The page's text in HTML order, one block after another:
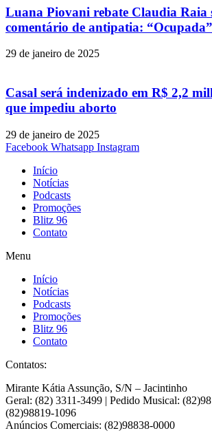
Luana Piovani rebate Claudia Raia
comentário de antipatia: “Ocupada”
29 de janeiro de 2025
Casal será indenizado em R$ 2,2
que impediu aborto
29 de janeiro de 2025
Facebook Whatsapp Instagram
Início
Notícias
Podcasts
Promoções
Blitz 96
Contato
Menu
Início
Notícias
Podcasts
Promoções
Blitz 96
Contato
Contatos:
Mirante Kátia Assunção, S/N – Jacintinho
Geral: (82) 3311-3499 | Pedido Musical:
(82)98819-1096
Anúncios Comerciais: (82)98838-0000